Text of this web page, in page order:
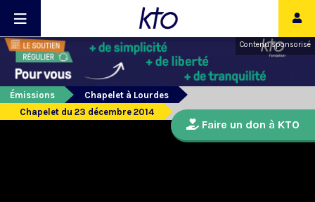
Contenu sponsorisé
Émissions
Chapelet à Lourdes
Chapelet du 23 décembre 2014
Faire un don à KTO